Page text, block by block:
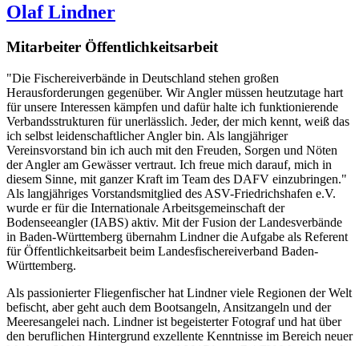
Olaf Lindner
Mitarbeiter Öffentlichkeitsarbeit
"Die Fischereiverbände in Deutschland stehen großen
Herausforderungen gegenüber. Wir Angler müssen heutzutage hart
für unsere Interessen kämpfen und dafür halte ich funktionierende
Verbandsstrukturen für unerlässlich. Jeder, der mich kennt, weiß das
ich selbst leidenschaftlicher Angler bin. Als langjähriger
Vereinsvorstand bin ich auch mit den Freuden, Sorgen und Nöten
der Angler am Gewässer vertraut. Ich freue mich darauf, mich in
diesem Sinne, mit ganzer Kraft im Team des DAFV einzubringen."
Als langjähriges Vorstandsmitglied des ASV-Friedrichshafen e.V.
wurde er für die Internationale Arbeitsgemeinschaft der
Bodenseeangler (IABS) aktiv. Mit der Fusion der Landesverbände
in Baden-Württemberg übernahm Lindner die Aufgabe als Referent
für Öffentlichkeitsarbeit beim Landesfischereiverband Baden-
Württemberg.
Als passionierter Fliegenfischer hat Lindner viele Regionen der Welt
befischt, aber geht auch dem Bootsangeln, Ansitzangeln und der
Meeresangelei nach. Lindner ist begeisterter Fotograf und hat über
den beruflichen Hintergrund exzellente Kenntnisse im Bereich neuer